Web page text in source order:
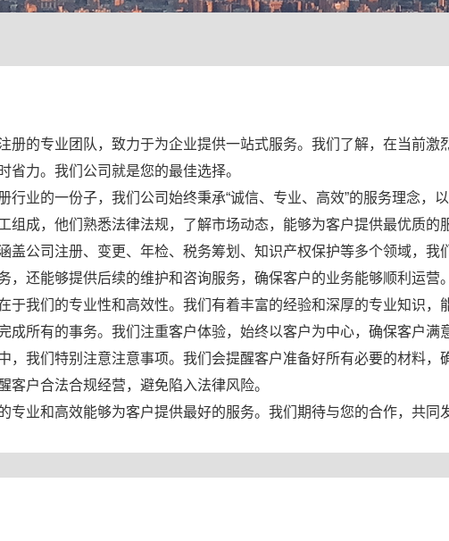
册的专业团队，致力于为企业提供一站式服务。我们了解，在当前
省力。我们公司就是您的最佳选择。
行业的一份子，我们公司始终秉承“诚信、专业、高效”的服务理念
组成，他们熟悉法律法规，了解市场动态，能够为客户提供最优质的
盖公司注册、变更、年检、税务筹划、知识产权保护等多个领域，
，还能够提供后续的维护和咨询服务，确保客户的业务能够顺利运营。
于我们的专业性和高效性。我们有着丰富的经验和深厚的专业知识
成所有的事务。我们注重客户体验，始终以客户为中心，确保客户满
，我们特别注意注意事项。我们会提醒客户准备好所有必要的材料
客户合法合规经营，避免陷入法律风险。
专业和高效能够为客户提供最好的服务。我们期待与您的合作，共同